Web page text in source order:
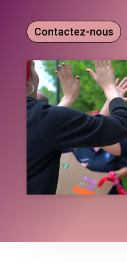
Contactez-nous
Cliquez sur «